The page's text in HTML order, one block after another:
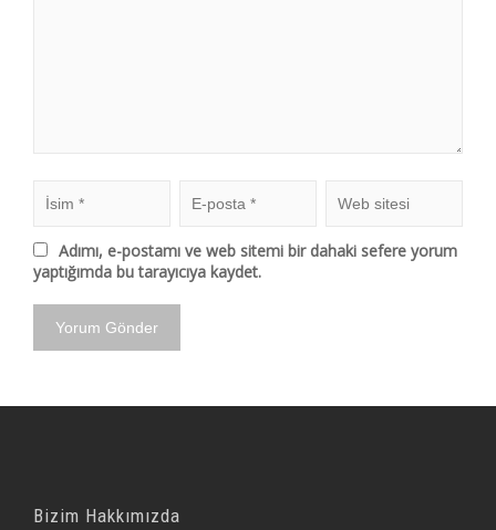
Adımı, e-postamı ve web sitemi bir dahaki sefere yorum
yaptığımda bu tarayıcıya kaydet.
Bizim Hakkımızda